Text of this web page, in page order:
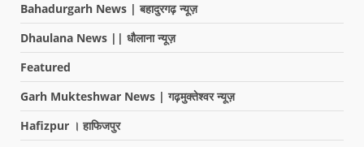
Bahadurgarh News | बहादुरगढ़ न्यूज़
Dhaulana News || धौलाना न्यूज़
Featured
Garh Mukteshwar News | गढ़मुक्तेश्वर न्यूज़
Hafizpur । हाफिजपुर